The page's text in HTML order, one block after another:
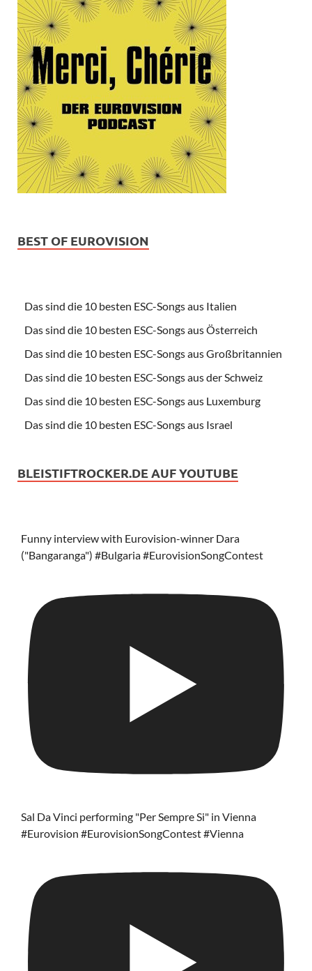
BEST OF EUROVISION
Das sind die 10 besten ESC-Songs aus Italien
Das sind die 10 besten ESC-Songs aus Österreich
Das sind die 10 besten ESC-Songs aus Großbritannien
Das sind die 10 besten ESC-Songs aus der Schweiz
Das sind die 10 besten ESC-Songs aus Luxemburg
Das sind die 10 besten ESC-Songs aus Israel
BLEISTIFTROCKER.DE AUF YOUTUBE
Funny interview with Eurovision-winner Dara
("Bangaranga") #Bulgaria #EurovisionSongContest
Sal Da Vinci performing "Per Sempre Si" in Vienna
#Eurovision #EurovisionSongContest #Vienna